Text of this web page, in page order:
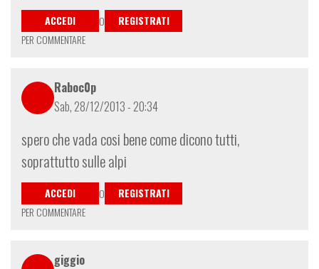
ACCEDI O
REGISTRATI
PER COMMENTARE
Raboc0p
Sab, 28/12/2013 - 20:34
spero che vada cosi bene come dicono tutti,
soprattutto sulle alpi
ACCEDI O
REGISTRATI
PER COMMENTARE
giggio